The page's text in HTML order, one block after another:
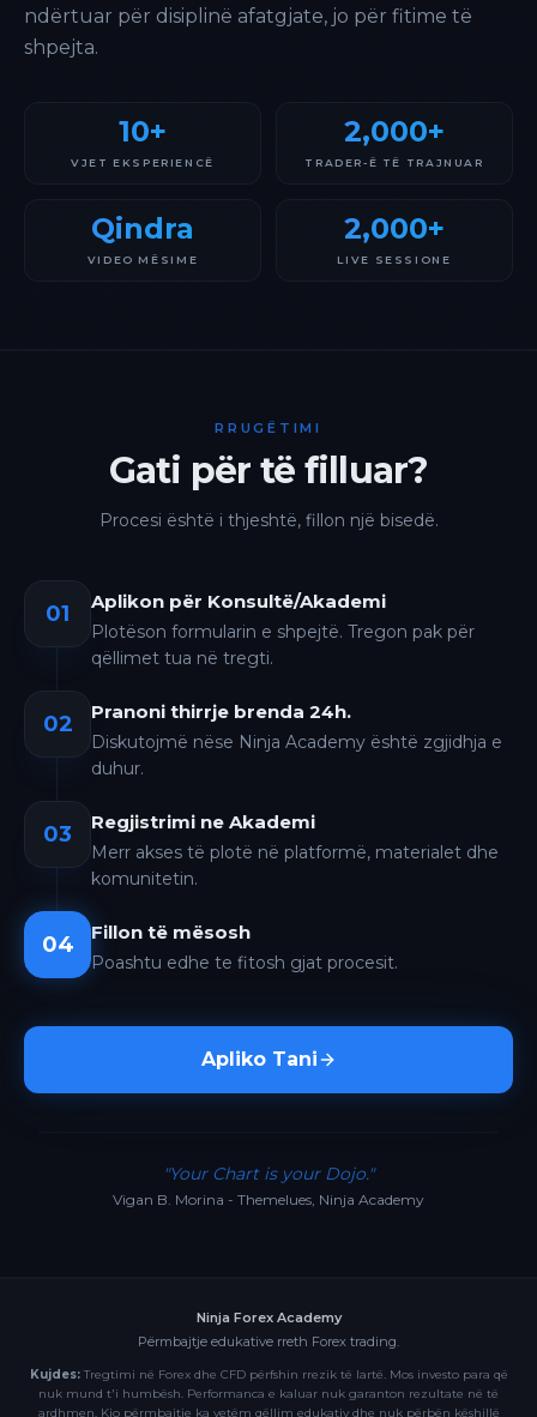
ndërtuar për disiplinë afatgjate, jo për fitime të
shpejta.
10+
VJET EKSPERIENCË
2,000+
TRADER-Ë TË TRAJNUAR
Qindra
VIDEO MËSIME
2,000+
LIVE SESSIONE
RRUGËTIMI
Gati për të filluar?
Procesi është i thjeshtë, fillon një bisedë.
01 Aplikon për Konsultë/Akademi
Plotëson formularin e shpejtë. Tregon pak për
qëllimet tua në tregti.
02 Pranoni thirrje brenda 24h.
Diskutojmë nëse Ninja Academy është zgjidhja e
duhur.
03 Regjistrimi ne Akademi
Merr akses të plotë në platformë, materialet dhe
komunitetin.
04 Fillon të mësosh
Poashtu edhe te fitosh gjat procesit.
Apliko Tani
"Your Chart is your Dojo."
Vigan B. Morina - Themelues, Ninja Academy
Ninja Forex Academy
Përmbajtje edukative rreth Forex trading.
Kujdes:Tregtimi në Forex dhe CFD përfshin rrezik të lartë. Mos investo para që
nuk mund t'i humbësh. Performanca e kaluar nuk garanton rezultate në të
ardhmen. Kjo përmbajtje ka vetëm qëllim edukativ dhe nuk përbën këshillë